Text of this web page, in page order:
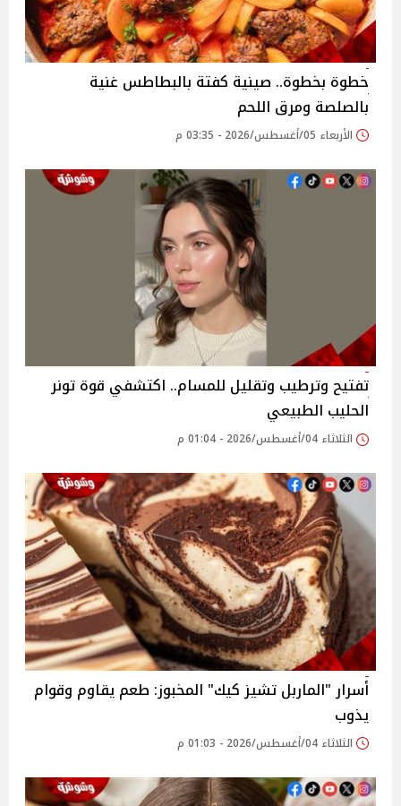
خطوة بخطوة.. صينية كفتة بالبطاطس غنية
بالصلصة ومرق اللحم
الأربعاء 05/أغسطس/2026 - 03:35 م
تفتيح وترطيب وتقليل للمسام.. اكتشفي قوة تونر
الحليب الطبيعي
الثلاثاء 04/أغسطس/2026 - 01:04 م
أسرار "الماربل تشيز كيك" المخبوز: طعم يقاوم وقوام
يذوب
الثلاثاء 04/أغسطس/2026 - 01:03 م